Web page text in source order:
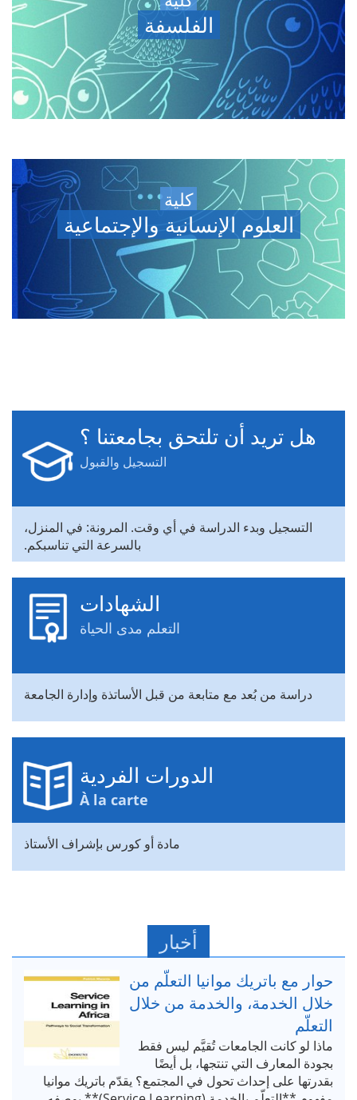
الفلسفة
كلية
العلوم الإنسانية والإجتماعية
هل تريد أن تلتحق بجامعتنا ؟
التسجيل والقبول
التسجيل وبدء الدراسة في أي وقت. المرونة: في المنزل،
بالسرعة التي تناسبكم.
الشهادات
التعلم مدى الحياة
دراسة من بُعد مع متابعة من قبل الأساتذة وإدارة الجامعة
الدورات الفردية
À la carte
مادة أو كورس بإشراف الأستاذ
أخبار
حوار مع باتريك موانيا التعلّم من
خلال الخدمة، والخدمة من خلال
التعلّم
ماذا لو كانت الجامعات تُقيَّم ليس فقط
بجودة المعارف التي تنتجها، بل أيضًا
بقدرتها على إحداث تحول في المجتمع؟ يقدّم باتريك موانيا